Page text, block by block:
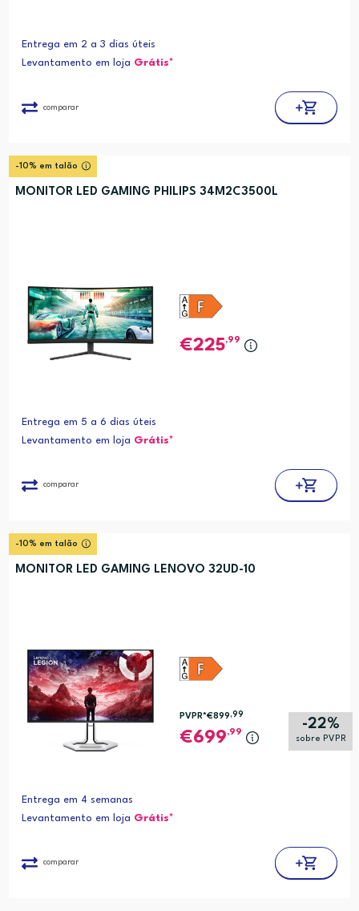
Entrega em 2 a 3 dias úteis
Levantamento em loja Grátis*
comparar
-10% em talão
MONITOR LED GAMING PHILIPS 34M2C3500L
225,99
Entrega em 5 a 6 dias úteis
Levantamento em loja Grátis*
comparar
-10% em talão
MONITOR LED GAMING LENOVO 32UD-10
-22%
sobre PVPR
PVPR*€899 ,99
699,99
Entrega em 4 semanas
Levantamento em loja Grátis*
comparar